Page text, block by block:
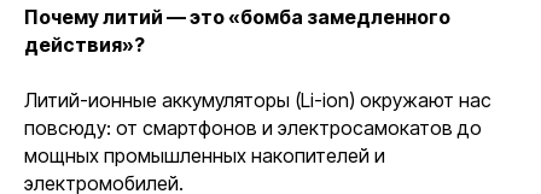
Почему литий — это «бомба замедленного
действия»?
Литий-ионные аккумуляторы (Li-ion) окружают нас
повсюду: от смартфонов и электросамокатов до
мощных промышленных накопителей и
электромобилей.